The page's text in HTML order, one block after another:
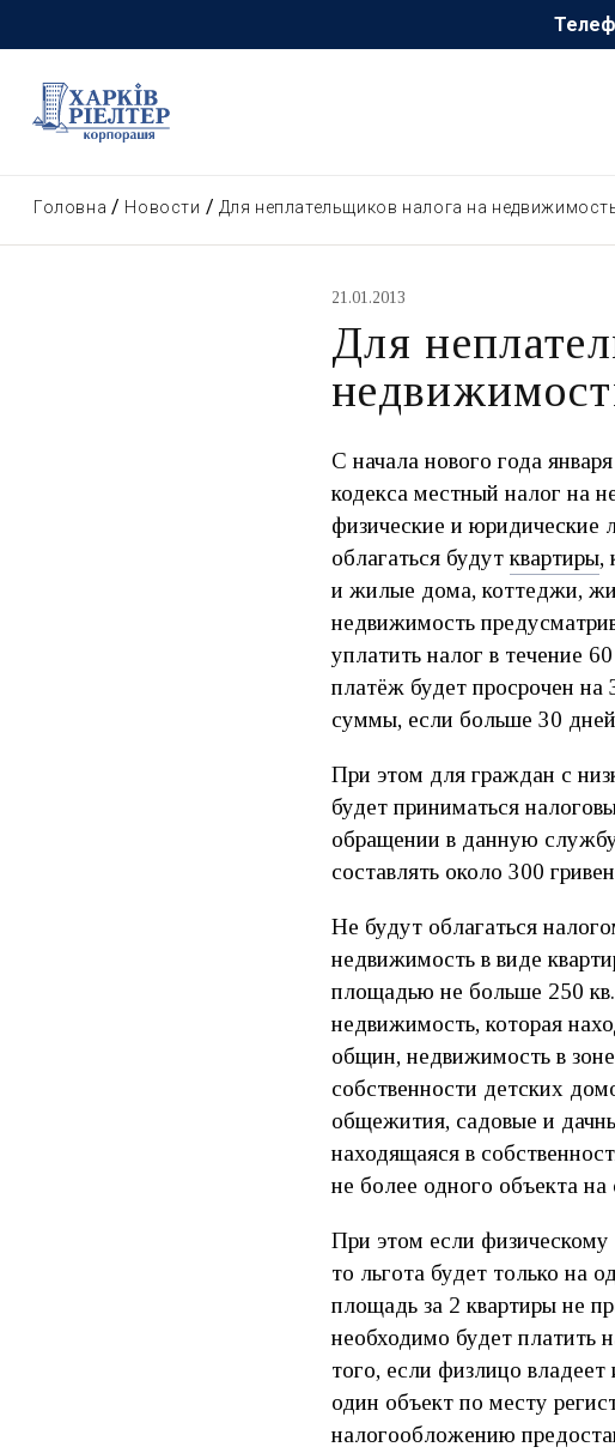
Головна Новости Для неплательщиков налога на
21.01.2013
Для
С начала нового года
кодекса местный налог на
физические и юридические
облагаться будут квартиры,
и жилые дома, коттеджи,
недвижимость
уплатить налог в течение
платёж будет просрочен на
суммы, если больше 30
При этом для граждан с
будет приниматься
обращении в данную
составлять около 300
Не будут облагаться
недвижимость в виде
площадью не больше 250
недвижимость, которая
общин, недвижимость в
собственности детских
общежития, садовые и
находящаяся в
не более одного объекта на
При этом если
то льгота будет только на
площадь за 2 квартиры не
необходимо будет платить
того, если физлицо
один объект по месту
налогообложению